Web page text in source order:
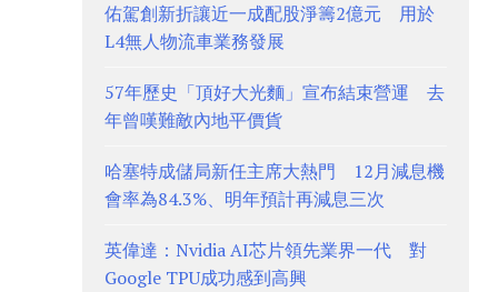
佑駕創新折讓近一成配股淨籌2億元 用於
L4無人物流車業務發展
57年歷史「頂好大光麵」宣布結束營運 去
年曾嘆難敵內地平價貨
哈塞特成儲局新任主席大熱門 12月減息機
會率為84.3%、明年預計再減息三次
英偉達：Nvidia AI芯片領先業界一代 對
Google TPU成功感到高興